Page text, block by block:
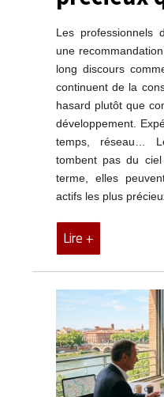
Les professionnels
une
long discours
continuent de la
hasard plutôt que
développement.
temps, réseau…
tombent pas du
terme, elles
actifs les plus
Lire +